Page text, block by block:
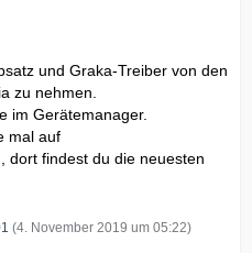
und Graka-Treiber von den
zu nehmen.
im Gerätemanager.
mal auf
, dort findest du die neuesten
(4. November 2019 um 05:22)